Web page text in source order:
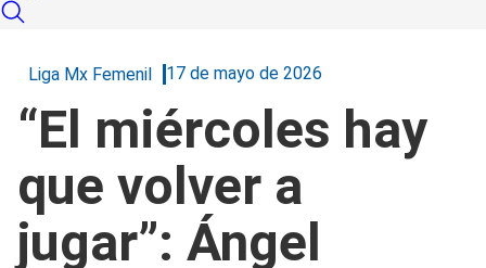
Liga Mx Femenil 17 de mayo de 2026
“El miércoles hay
que volver a
jugar”: Ángel